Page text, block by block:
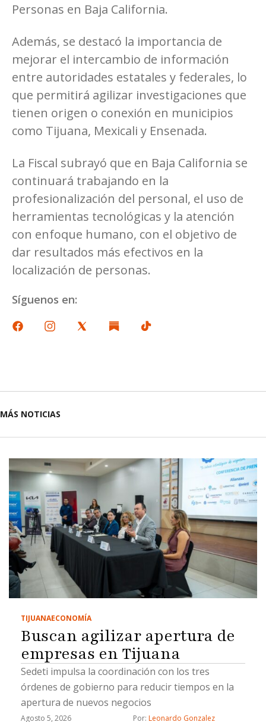
Personas en Baja California.
Además, se destacó la importancia de
mejorar el intercambio de información
entre autoridades estatales y federales, lo
que permitirá agilizar investigaciones que
tienen origen o conexión en municipios
como Tijuana, Mexicali y Ensenada.
La Fiscal subrayó que en Baja California se
continuará trabajando en la
profesionalización del personal, el uso de
herramientas tecnológicas y la atención
con enfoque humano, con el objetivo de
dar resultados más efectivos en la
localización de personas.
Síguenos en:
MÁS NOTICIAS
TIJUANAECONOMÍA
Buscan agilizar apertura de
empresas en Tijuana
Sedeti impulsa la coordinación con los tres
órdenes de gobierno para reducir tiempos en la
apertura de nuevos negocios
Agosto 5, 2026 Por: Leonardo Gonzalez